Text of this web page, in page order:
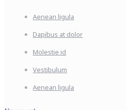
Aenean ligula
Dapibus at dolor
Molestie id
Vestibulum
Aenean ligula